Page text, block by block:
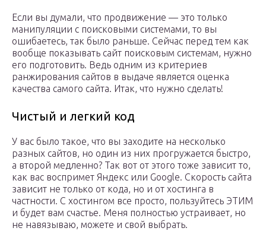
Если вы думали, что продвижение — это только
манипуляции с поисковыми системами, то вы
ошибаетесь, так было раньше. Сейчас перед тем как
вообще показывать сайт поисковым системам, нужно
его подготовить. Ведь одним из критериев
ранжирования сайтов в выдаче является оценка
качества самого сайта. Итак, что нужно сделать!
Чистый и легкий код
У вас было такое, что вы заходите на несколько
разных сайтов, но один из них прогружается быстро,
а второй медленно? Так вот от этого тоже зависит то,
как вас воспримет Яндекс или Google. Скорость сайта
зависит не только от кода, но и от хостинга в
частности. С хостингом все просто, пользуйтесь ЭТИМ
и будет вам счастье. Меня полностью устраивает, но
не навязываю, можете и свой выбрать.